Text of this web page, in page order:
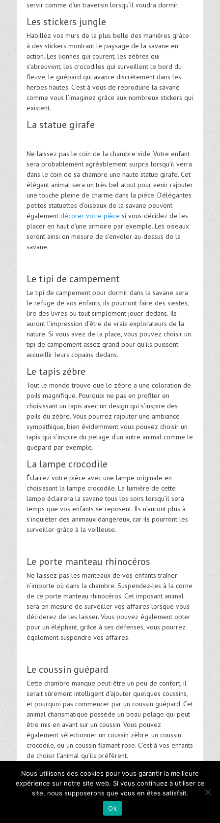
servir comme d’un traversin lorsqu’il voudra dormir.
Les stickers jungle
Habillez vos murs de la plus belle des manières grâce
à des stickers montrant le paysage de la savane en
action. Les lionnes qui courent, les zèbres qui
s’abreuvent, les crocodiles qui surveillent le bord du
fleuve, le guépard qui avance discrètement dans les
herbes hautes. C’est à vous de reproduire la savane
comme vous l’imaginez grâce aux nombreux stickers qui
existent.
La statue girafe
Ne laissez pas le coin de la chambre vide. Votre enfant
sera probablement agréablement surpris lorsqu’il verra
dans le coin de sa chambre une haute statue girafe. Cet
élégant animal sera un très bel atout pour venir rajouter
une touche pleine de charme dans la pièce. D’élégantes
petites statuettes d’oiseaux de la savane peuvent
également décorer votre pièce si vous décidez de les
placer en haut d’une armoire par exemple. Les oiseaux
seront ainsi en mesure de s’envoler au-dessus de la
savane.
Le tipi de campement
Le tipi de campement pour dormir dans la savane sera
le refuge de vos enfants, ils pourront faire des siestes,
lire des livres ou tout simplement jouer dedans. Ils
auront l’impression d’être de vrais explorateurs de la
nature. Si vous avez de la place, vous pouvez choisir un
tipi de campement assez grand pour qu’ils puissent
accueillir leurs copains dedans.
Le tapis zèbre
Tout le monde trouve que le zèbre a une coloration de
poils magnifique. Pourquoi ne pas en profiter en
choisissant un tapis avec un design qui s’inspire des
poils du zèbre. Vous pourrez rajouter une ambiance
sympathique, bien évidemment vous pouvez choisir un
tapis qui s’inspire du pelage d’un autre animal comme le
guépard par exemple.
La lampe crocodile
Éclairez votre pièce avec une lampe originale en
choisissant la lampe crocodile. La lumière de cette
lampe éclairera la savane tous les soirs lorsqu’il sera
temps que vos enfants se reposent. Ils n’auront plus à
s’inquiéter des animaux dangereux, car ils pourront les
surveiller grâce à la veilleuse.
Le porte manteau rhinocéros
Ne laissez pas les manteaux de vos enfants traîner
n’importe où dans la chambre. Suspendez-les à la corne
de ce porte manteau rhinocéros. Cet imposant animal
sera en mesure de surveiller vos affaires lorsque vous
déciderez de les laisser. Vous pouvez également opter
pour un éléphant, grâce à ses défenses, vous pourrez
également suspendre vos affaires.
Le coussin guépard
Cette chambre manque peut-être un peu de confort, il
serait sûrement intelligent d’ajouter quelques coussins,
et pourquoi pas commencer par un coussin guépard. Cet
animal charismatique possède un beau pelage qui peut
être mis en avant sur un coussin. Vous pouvez
également sélectionner un coussin zèbre, un coussin
crocodile, ou un coussin flamant rose. C’est à vos enfants
de choisir l’animal qu’ils préfèrent.
Nous espérons avoir pu vous aider à choisir les
différents éléments pour créer la décoration savane de
la chambre de vos enfants. En-tout-cas, ce fut un réel
plaisir d’écrire cet article. Si vous avez d’autres idées
pour la décoration, je vous invite à nous les présenter
Nous utilisons des cookies pour vous garantir la meilleure
expérience sur notre site web. Si vous continuez à utiliser ce
site, nous supposerons que vous en êtes satisfait.
Ok